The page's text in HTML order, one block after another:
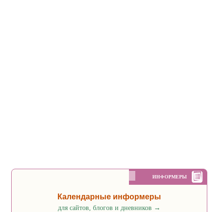
ИНФОРМЕРЫ
Календарные информеры
для сайтов, блогов и дневников →